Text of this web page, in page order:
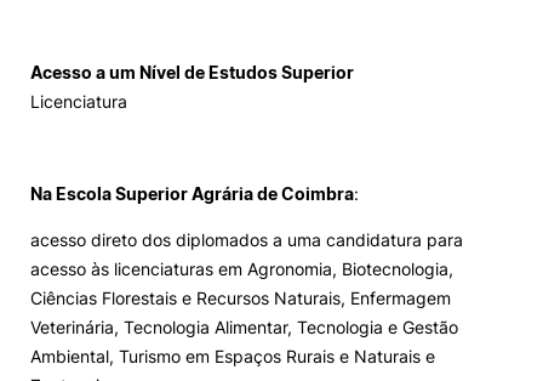
Acesso a um Nível de Estudos Superior
Licenciatura
Na Escola Superior Agrária de Coimbra:
acesso direto dos diplomados a uma candidatura para
acesso às licenciaturas em Agronomia, Biotecnologia,
Ciências Florestais e Recursos Naturais, Enfermagem
Veterinária, Tecnologia Alimentar, Tecnologia e Gestão
Ambiental, Turismo em Espaços Rurais e Naturais e